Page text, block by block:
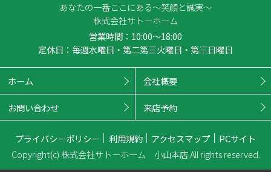
あなたの一番ここにある～笑顔と誠実～
株式会社サトーホーム
営業時間：10:00～18:00
定休日：毎週水曜日・第二第三火曜日・第三日曜日
ホーム 会社概要
お問い合わせ 来店予約
プライバシーポリシー 利用規約 アクセスマップ
PCサイト
Copyright(c) 株式会社サトーホーム 小山本店 All rights reserved.